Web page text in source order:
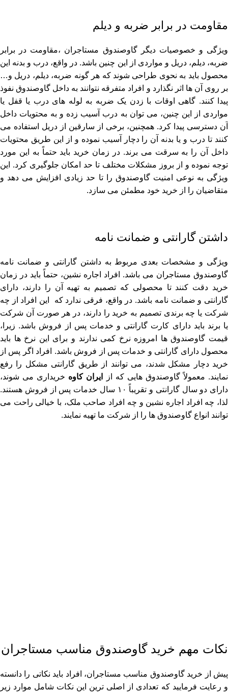
مقاومت در برابر ضربه و دیلم
ویژگی و خصوصیات دیگر گاوصندوق مستاجران ،مقاومت در برابر
ضربه، دیلم، دریل و مواردی از این چنین ‌باشد. در واقع، درب و بدنه این
محصول باید به نحوی طراحی شوند که هر گونه ضربه، دیلم، دریل و…
بر روی آن ها اثر نگذارد و افراد متفرقه نتوانند به داخل گاوصندوق نفوذ
پیدا کنند. گاهی اوقات با زدن یک ضربه به لوله ‌های درب یا قفل یا
مواردی از این چنین، می‌ توان به درب آسیب زده و به محتویات داخل
آن دسترسی پیدا کرد. همچنین، برخی از سارقین از دریل استفاده می
‌کنند تا درب و یا بدنه آن را دچار آسیب نموده و از این طریق محتویات
داخل آن را به سرقت می ‌برند. در زمان خرید باید حتماً به این مورد
توجه نموده و از بروز مشکلات مختلف تا حد امکان جلوگیری کرد. این
ویژگی به نوعی امنیت گاوصندوق را تا حد زیادی افزایش می ‌دهد و
متقاضیان را از خرید خود مطمئن می ‌سازد.
داشتن گارانتی و ضمانت نامه
ویژگی و مشخصات بعدی مربوط به داشتن گارانتی و ضمانت نامه
گاوصندوق مستاجران می ‌باشد. افراد اجاره نشین، حتماً باید در زمان
خرید دقت کنند تا محصولی که تصمیم به تهیه آن را دارند، دارای
گارانتی و ضمانت نامه باشد. در واقع، فرقی ندارد که این افراد از چه
شرکت یا چه برندی تصمیم به خرید را دارند، در هر صورت آن شرکت
یا برند باید دارای کارت گارانتی و خدمات پس از فروش باشد. زیرا،
قیمت گاوصندوق ‌ها امروزه نرخ کمی ندارند و برای این نرخ‌ ها باید
محصول دارای گارانتی و خدمات پس از فروش باشد. افراد اگر پس از
خرید دچار مشکل شدند، می توانند از طریق گارانتی مشکل را رفع
نمایند. معمولاً گاوصندوق ‌هایی که از
ایران کاوه خریداری می ‌شوند،
دارای دو سال گارانتی و تقریباً ۱۰ سال خدمات پس از فروش هستند.
لذا، چه افراد اجاره نشین و چه افراد صاحب ملک، با خیالی راحت می
‌توانند انواع گاوصندوق ‌ها را از شرکت ما تهیه نمایند.
نکات مهم خرید گاوصندوق مناسب مستاجران
پیش از خرید گاوصندوق مناسب مستاجران، افراد باید نکاتی را دانسته
و رعایت فرمایید که تعدادی از اصلی ‌ترین این نکات شامل موارد زیر